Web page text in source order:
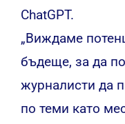
ChatGPT.
„Виждаме
бъдеще, за да
журналисти да
по теми като